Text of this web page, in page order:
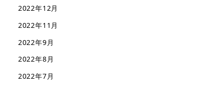
2022年12月
2022年11月
2022年9月
2022年8月
2022年7月